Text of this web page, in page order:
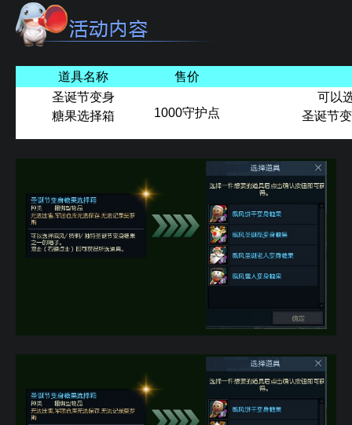
道具名称
售价
圣诞节变身
糖果选择箱
1000守护点
可以
圣诞节